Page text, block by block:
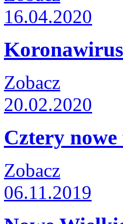
16.04.2020
Zobacz
20.02.2020
Cztery
Zobacz
06.11.2019